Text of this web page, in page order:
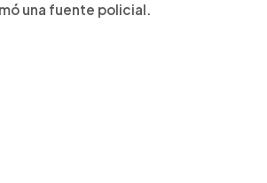
una fuente policial.